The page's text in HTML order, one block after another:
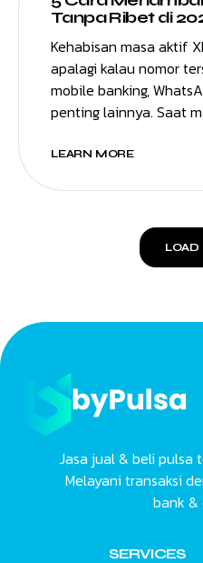
Tanpa Ribet di
Kehabisan masa aktif
apalagi kalau nomor
mobile banking,
penting lainnya. Saat
LEARN MORE
LOAD
Jasa jual & beli pulsa
Melayani transaksi
bank &
SERVICES